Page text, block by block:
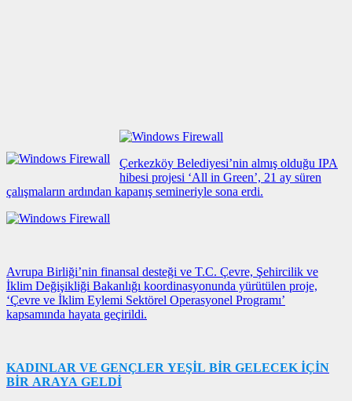
Çerkezköy Belediyesi’nin almış olduğu IPA
hibesi projesi ‘All in Green’, 21 ay süren
çalışmaların ardından kapanış semineriyle sona erdi.
Avrupa Birliği’nin finansal desteği ve T.C. Çevre, Şehircilik ve
İklim Değişikliği Bakanlığı koordinasyonunda yürütülen proje,
‘Çevre ve İklim Eylemi Sektörel Operasyonel Programı’
kapsamında hayata geçirildi.
KADINLAR VE GENÇLER YEŞİL BİR GELECEK İÇİN
BİR ARAYA GELDİ